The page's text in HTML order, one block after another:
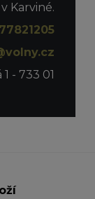
Karviné.
- 733 01